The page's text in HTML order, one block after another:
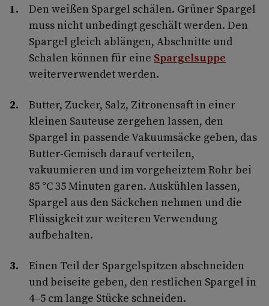
Den weißen Spargel schälen. Grüner Spargel
muss nicht unbedingt geschält werden. Den
Spargel gleich ablängen, Abschnitte und
Schalen können für eine Spargelsuppe
weiterverwendet werden.
Butter, Zucker, Salz, Zitronensaft in einer
kleinen Sauteuse zergehen lassen, den
Spargel in passende Vakuumsäcke geben, das
Butter-Gemisch darauf verteilen,
vakuumieren und im vorgeheiztem Rohr bei
85 °C 35 Minuten garen. Auskühlen lassen,
Spargel aus den Säckchen nehmen und die
Flüssigkeit zur weiteren Verwendung
aufbehalten.
Einen Teil der Spargelspitzen abschneiden
und beiseite geben, den restlichen Spargel in
4–5 cm lange Stücke schneiden.